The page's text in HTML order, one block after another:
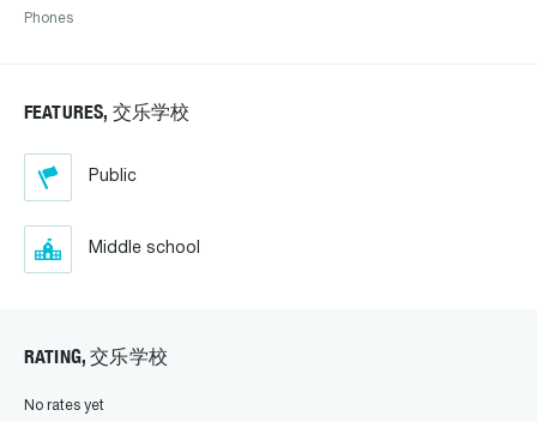
Phones
FEATURES, 交乐学校
Public
Middle school
RATING, 交乐学校
No rates yet